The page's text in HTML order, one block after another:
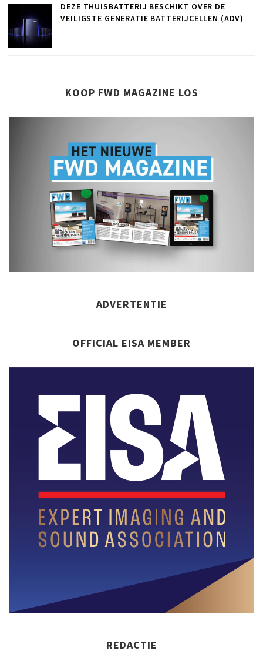
DEZE THUISBATTERIJ BESCHIKT OVER DE
VEILIGSTE GENERATIE BATTERIJCELLEN (ADV)
KOOP FWD MAGAZINE LOS
ADVERTENTIE
OFFICIAL EISA MEMBER
REDACTIE